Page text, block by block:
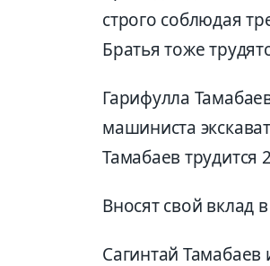
строго соблюдая
Братья тоже
Гарифулла
машиниста
Тамабаев трудится
Вносят свой вклад
Сагинтай